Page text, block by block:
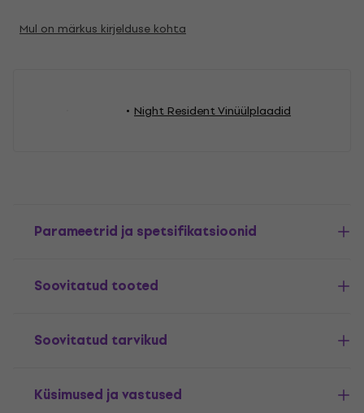
Mul on märkus kirjelduse kohta
Night Resident Vinüülplaadid
Parameetrid ja spetsifikatsioonid
Soovitatud tooted
Soovitatud tarvikud
Küsimused ja vastused